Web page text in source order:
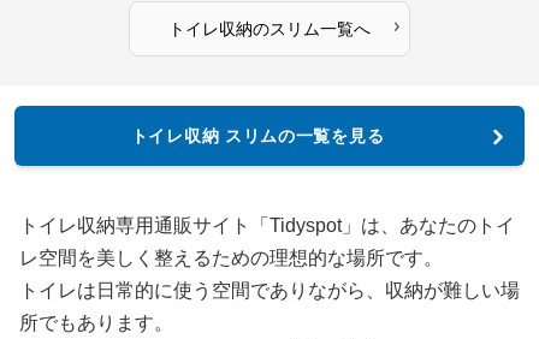
トイレ収納のスリム一覧へ ›
トイレ収納 スリムの一覧を見る
トイレ収納専用通販サイト「Tidyspot」は、あなたのトイ
レ空間を美しく整えるための理想的な場所です。
トイレは日常的に使う空間でありながら、収納が難しい場
所でもあります。